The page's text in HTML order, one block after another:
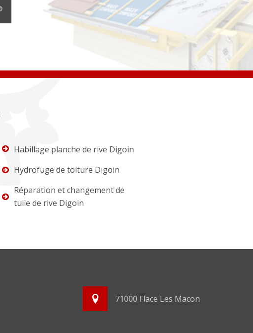
Habillage planche de rive Digoin
Hydrofuge de toiture Digoin
Réparation et changement de
tuile de rive Digoin
71000 Flace Les Macon